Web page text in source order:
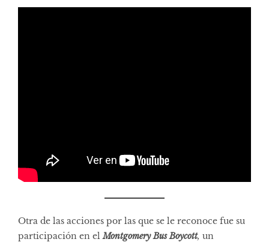
Otra de las acciones por las que se le reconoce fue su
participación en el Montgomery Bus Boycott, un